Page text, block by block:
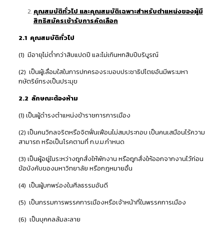
คุณสมบัติทั่วไป และคุณสมบัติเฉพาะสำหรับตำแหน่งของผู้มี
สิทธิสมัครเข้ารับการคัดเลือก
2.1 คุณสมบัติทั่วไป
(1) มีอายุไม่ต่ำกว่าสิบแปดปี และไม่เกินหกสิบปีบริบูรณ์
(2) เป็นผู้เลื่อมใสในการปกครองระบอบประชาธิปไตยอันมีพระมหา
กษัตริย์ทรงเป็นประมุข
2.2 ลักษณะต้องห้าม
(1) เป็นผู้ดำรงตำแหน่งข้าราชการการเมือง
(2) เป็นคนวิกลจริตหรือจิตฟั่นเฟือนไม่สมประกอบ เป็นคนเสมือนไร้ความ
สามารถ หรือเป็นโรคตามที่ ก.บ.ม.กำหนด
(3) เป็นผู้อยู่ในระหว่างถูกสั่งให้พักงาน หรือถูกสั่งให้ออกจากงานไว้ก่อน
ข้อบังคับของมหาวิทยาลัย หรือกฎหมายอื่น
(4) เป็นผู้บกพร่องในศีลธรรมอันดี
(5) เป็นกรรมการพรรคการเมืองหรือเจ้าหน้าที่ในพรรคการเมือง
(6) เป็นบุคคลล้มละลาย